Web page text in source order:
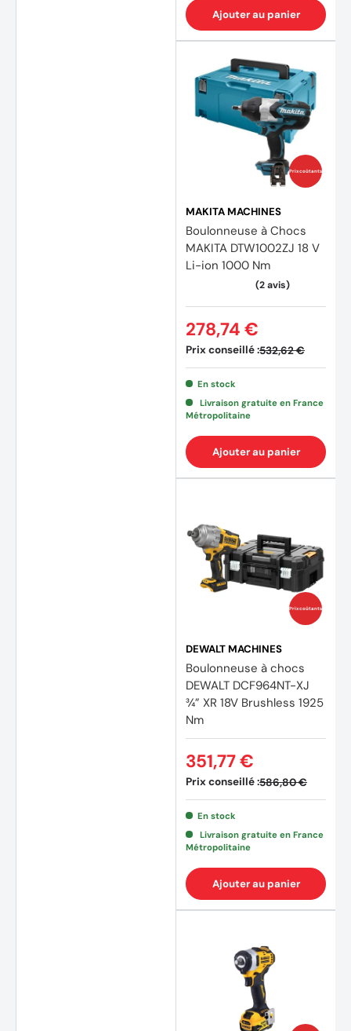
Ajouter au panier
Prix coûtants
MAKITA MACHINES
Boulonneuse à Chocs
MAKITA DTW1002ZJ 18 V
Li-ion 1000 Nm
Prix conseillé :532,62 €
278,74 €
En stock
Livraison gratuite en France
Métropolitaine
Ajouter au panier
Prix coûtants
DEWALT MACHINES
Boulonneuse à chocs
DEWALT DCF964NT-XJ
¾” XR 18V Brushless 1925
Nm
Prix conseillé :586,80 €
351,77 €
En stock
Livraison gratuite en France
Métropolitaine
Ajouter au panier